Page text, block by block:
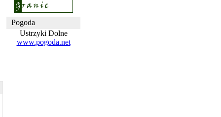
Pogoda
Ustrzyki Dolne
www.pogoda.net